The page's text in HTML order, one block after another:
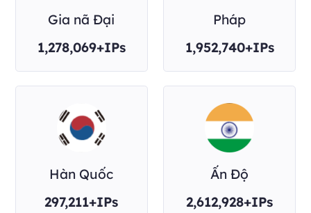
Gia nã Đại
1,278,069+IPs
Pháp
1,952,740+IPs
Hàn Quốc
297,211+IPs
Ấn Độ
2,612,928+IPs